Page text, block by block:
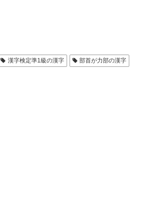
漢字検定準1級の漢字 部首が力部の漢字